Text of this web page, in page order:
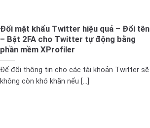
Đổi mật khẩu Twitter hiệu quả – Đổi tên
– Bật 2FA cho Twitter tự động bằng
phần mềm XProfiler
Để đổi thông tin cho các tài khoản Twitter sẽ
không còn khó khăn nếu [...]